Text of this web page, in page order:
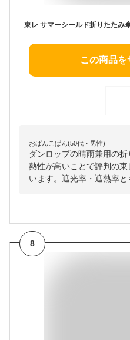
この商品を
おぱんこぱん(50代・男性)
ダンロップの晴雨兼用の
熱性が高いことで評判の
います。遮光率・遮熱率と
8